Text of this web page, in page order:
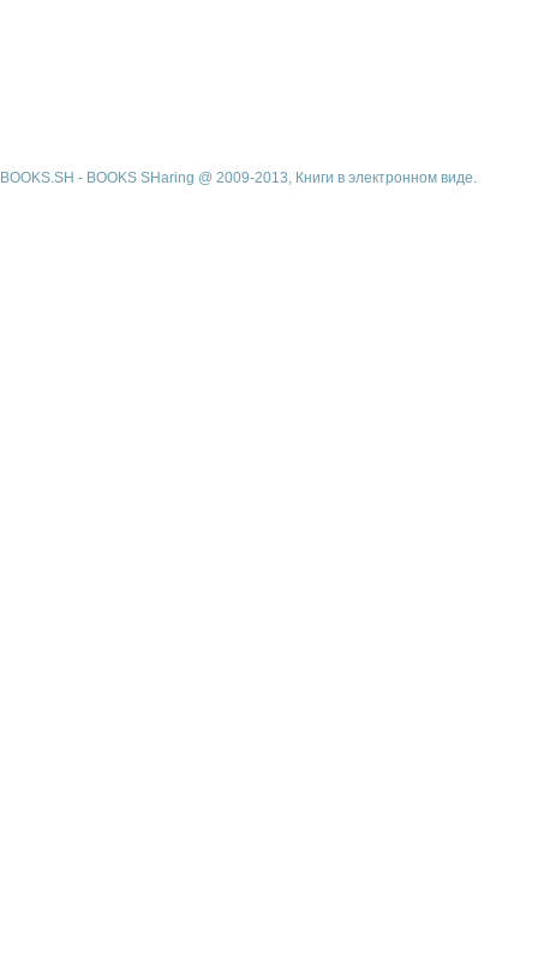
BOOKS.SH - BOOKS SHaring @ 2009-2013, Книги в электронном виде.